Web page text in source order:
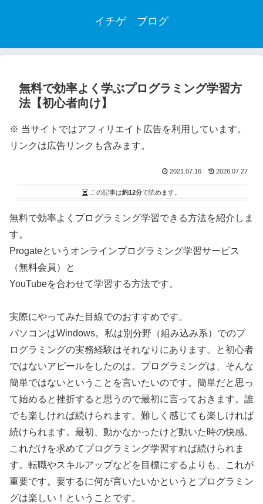
イチゲ ブログ
無料で効率よく学ぶプログラミング学習方
法【初心者向け】
※ 当サイトではアフィリエイト広告を利用しています。
リンクは広告リンクも含みます。
2021.07.16 2026.07.27
この記事は約12分で読めます。
無料で効率よくプログラミング学習できる方法を紹介しま
す。
Progateというオンラインプログラミング学習サービス
（無料会員）と
YouTubeを合わせて学習する方法です。
実際にやってみた目線でのおすすめです。
パソコンはWindows。私は別分野（組み込み系）でのプ
ログラミングの実務経験はそれなりにあります。と初心者
ではないアピールをしたのは。プログラミングは、そんな
簡単ではないということを言いたいのです。簡単だと思っ
て始めると挫折すると思うので最初に言っておきます。誰
でも楽しければ続けられます。難しく感じても楽しければ
続けられます。最初、動かなかったけど動いた時の快感。
これだけを求めてプログラミング学習すれば続けられま
す。転職やスキルアップなどを目標にするよりも、これが
重要です。要するに何が言いたいかというとプログラミン
グは楽しい！ということです。